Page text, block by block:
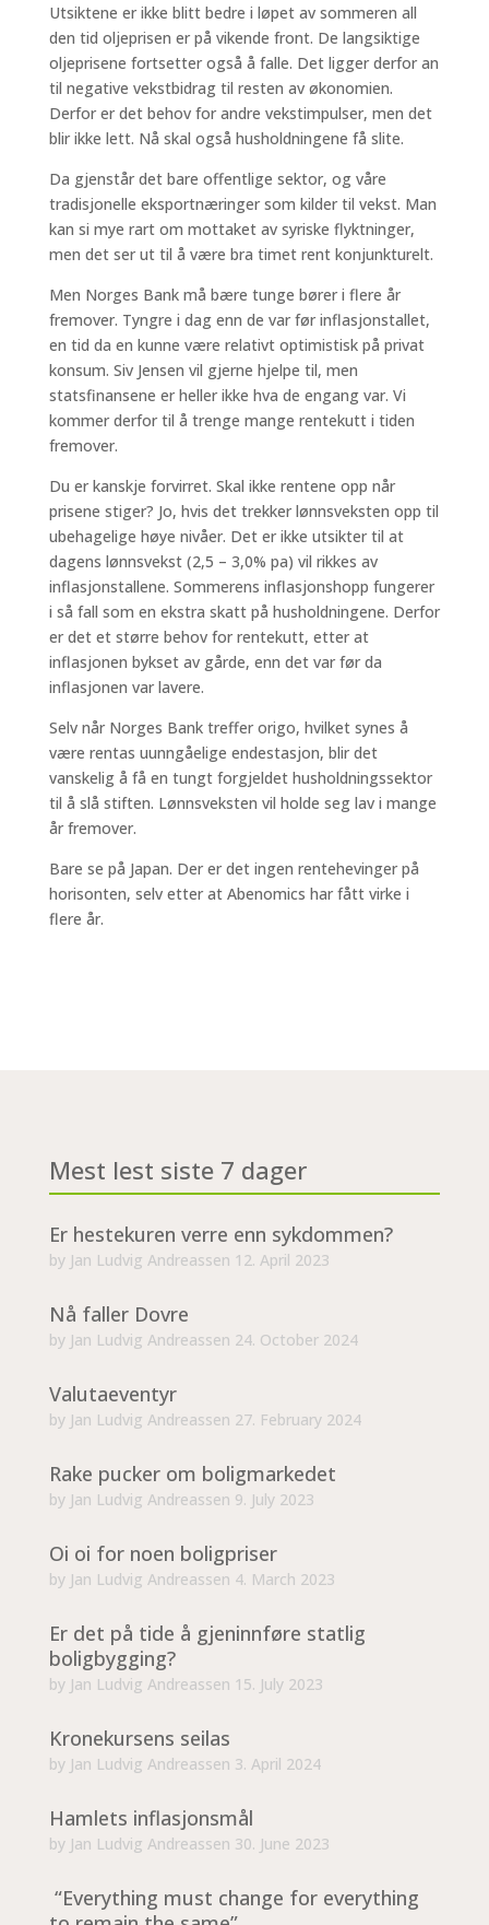
Utsiktene er ikke blitt bedre i løpet av sommeren all
den tid oljeprisen er på vikende front. De langsiktige
oljeprisene fortsetter også å falle. Det ligger derfor an
til negative vekstbidrag til resten av økonomien.
Derfor er det behov for andre vekstimpulser, men det
blir ikke lett. Nå skal også husholdningene få slite.
Da gjenstår det bare offentlige sektor, og våre
tradisjonelle eksportnæringer som kilder til vekst. Man
kan si mye rart om mottaket av syriske flyktninger,
men det ser ut til å være bra timet rent konjunkturelt.
Men Norges Bank må bære tunge bører i flere år
fremover. Tyngre i dag enn de var før inflasjonstallet,
en tid da en kunne være relativt optimistisk på privat
konsum. Siv Jensen vil gjerne hjelpe til, men
statsfinansene er heller ikke hva de engang var. Vi
kommer derfor til å trenge mange rentekutt i tiden
fremover.
Du er kanskje forvirret. Skal ikke rentene opp når
prisene stiger? Jo, hvis det trekker lønnsveksten opp til
ubehagelige høye nivåer. Det er ikke utsikter til at
dagens lønnsvekst (2,5 – 3,0% pa) vil rikkes av
inflasjonstallene. Sommerens inflasjonshopp fungerer
i så fall som en ekstra skatt på husholdningene. Derfor
er det et større behov for rentekutt, etter at
inflasjonen bykset av gårde, enn det var før da
inflasjonen var lavere.
Selv når Norges Bank treffer origo, hvilket synes å
være rentas uunngåelige endestasjon, blir det
vanskelig å få en tungt forgjeldet husholdningssektor
til å slå stiften. Lønnsveksten vil holde seg lav i mange
år fremover.
Bare se på Japan. Der er det ingen rentehevinger på
horisonten, selv etter at Abenomics har fått virke i
flere år.
Mest lest siste 7 dager
Er hestekuren verre enn sykdommen?
by Jan Ludvig Andreassen 12. April 2023
Nå faller Dovre
by Jan Ludvig Andreassen 24. October 2024
Valutaeventyr
by Jan Ludvig Andreassen 27. February 2024
Rake pucker om boligmarkedet
by Jan Ludvig Andreassen 9. July 2023
Oi oi for noen boligpriser
by Jan Ludvig Andreassen 4. March 2023
Er det på tide å gjeninnføre statlig
boligbygging?
by Jan Ludvig Andreassen 15. July 2023
Kronekursens seilas
by Jan Ludvig Andreassen 3. April 2024
Hamlets inflasjonsmål
by Jan Ludvig Andreassen 30. June 2023
“Everything must change for everything